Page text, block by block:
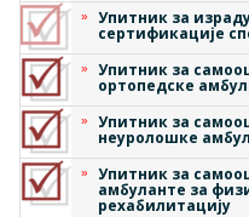
Упитник за
сертификације
Упитник за
ортопедске
Упитник за
неуролошке
Упитник за
амбуланте за
рехабилитацију